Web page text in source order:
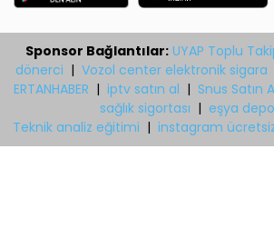
Sponsor Bağlantılar: UYAP Toplu
dönerci | Vozol center elektronik sigara
ERTANHABER | iptv satın al | Snus Satın
sağlık sigortası | eşya
Teknik analiz eğitimi | instagram